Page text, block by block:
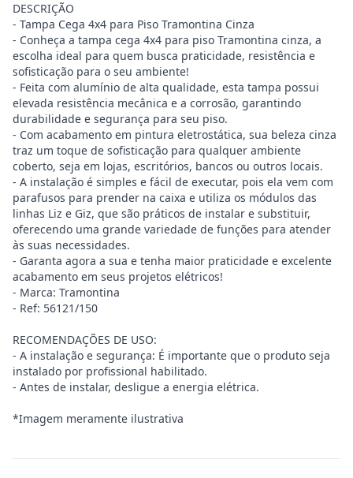
DESCRIÇÃO
- Tampa Cega 4x4 para Piso Tramontina Cinza
- Conheça a tampa cega 4x4 para piso Tramontina cinza, a
escolha ideal para quem busca praticidade, resistência e
sofisticação para o seu ambiente!
- Feita com alumínio de alta qualidade, esta tampa possui
elevada resistência mecânica e a corrosão, garantindo
durabilidade e segurança para seu piso.
- Com acabamento em pintura eletrostática, sua beleza cinza
traz um toque de sofisticação para qualquer ambiente
coberto, seja em lojas, escritórios, bancos ou outros locais.
- A instalação é simples e fácil de executar, pois ela vem com
parafusos para prender na caixa e utiliza os módulos das
linhas Liz e Giz, que são práticos de instalar e substituir,
oferecendo uma grande variedade de funções para atender
às suas necessidades.
- Garanta agora a sua e tenha maior praticidade e excelente
acabamento em seus projetos elétricos!
- Marca: Tramontina
- Ref: 56121/150
RECOMENDAÇÕES DE USO:
- A instalação e segurança: É importante que o produto seja
instalado por profissional habilitado.
- Antes de instalar, desligue a energia elétrica.
*Imagem meramente ilustrativa